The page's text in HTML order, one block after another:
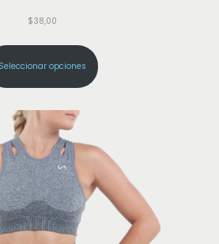
$38,00
Seleccionar opciones